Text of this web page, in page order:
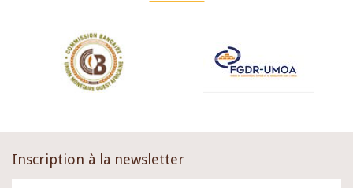
Inscription à la newsletter